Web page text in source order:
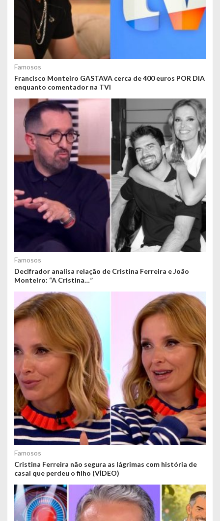
Famosos
Francisco Monteiro GASTAVA cerca de 400 euros POR DIA
enquanto comentador na TVI
Famosos
Decifrador analisa relação de Cristina Ferreira e João
Monteiro: “A Cristina…”
Famosos
Cristina Ferreira não segura as lágrimas com história de
casal que perdeu o filho (VÍDEO)